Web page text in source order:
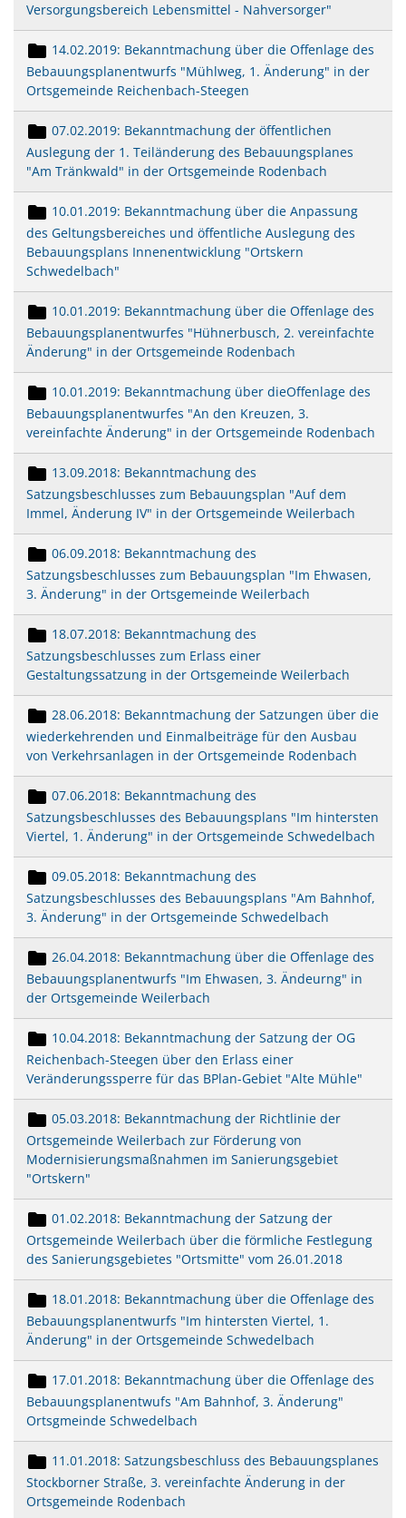
Versorgungsbereich Lebensmittel - Nahversorger"
14.02.2019: Bekanntmachung über die Offenlage des
Bebauungsplanentwurfs "Mühlweg, 1. Änderung" in der
Ortsgemeinde Reichenbach-Steegen
07.02.2019: Bekanntmachung der öffentlichen
Auslegung der 1. Teiländerung des Bebauungsplanes
"Am Tränkwald" in der Ortsgemeinde Rodenbach
10.01.2019: Bekanntmachung über die Anpassung
des Geltungsbereiches und öffentliche Auslegung des
Bebauungsplans Innenentwicklung "Ortskern
Schwedelbach"
10.01.2019: Bekanntmachung über die Offenlage des
Bebauungsplanentwurfes "Hühnerbusch, 2. vereinfachte
Änderung" in der Ortsgemeinde Rodenbach
10.01.2019: Bekanntmachung über dieOffenlage des
Bebauungsplanentwurfes "An den Kreuzen, 3.
vereinfachte Änderung" in der Ortsgemeinde Rodenbach
13.09.2018: Bekanntmachung des
Satzungsbeschlusses zum Bebauungsplan "Auf dem
Immel, Änderung IV" in der Ortsgemeinde Weilerbach
06.09.2018: Bekanntmachung des
Satzungsbeschlusses zum Bebauungsplan "Im Ehwasen,
3. Änderung" in der Ortsgemeinde Weilerbach
18.07.2018: Bekanntmachung des
Satzungsbeschlusses zum Erlass einer
Gestaltungssatzung in der Ortsgemeinde Weilerbach
28.06.2018: Bekanntmachung der Satzungen über die
wiederkehrenden und Einmalbeiträge für den Ausbau
von Verkehrsanlagen in der Ortsgemeinde Rodenbach
07.06.2018: Bekanntmachung des
Satzungsbeschlusses des Bebauungsplans "Im hintersten
Viertel, 1. Änderung" in der Ortsgemeinde Schwedelbach
09.05.2018: Bekanntmachung des
Satzungsbeschlusses des Bebauungsplans "Am Bahnhof,
3. Änderung" in der Ortsgemeinde Schwedelbach
26.04.2018: Bekanntmachung über die Offenlage des
Bebauungsplanentwurfs "Im Ehwasen, 3. Ändeurng" in
der Ortsgemeinde Weilerbach
10.04.2018: Bekanntmachung der Satzung der OG
Reichenbach-Steegen über den Erlass einer
Veränderungssperre für das BPlan-Gebiet "Alte Mühle"
05.03.2018: Bekanntmachung der Richtlinie der
Ortsgemeinde Weilerbach zur Förderung von
Modernisierungsmaßnahmen im Sanierungsgebiet
"Ortskern"
01.02.2018: Bekanntmachung der Satzung der
Ortsgemeinde Weilerbach über die förmliche Festlegung
des Sanierungsgebietes "Ortsmitte" vom 26.01.2018
18.01.2018: Bekanntmachung über die Offenlage des
Bebauungsplanentwurfs "Im hintersten Viertel, 1.
Änderung" in der Ortsgemeinde Schwedelbach
17.01.2018: Bekanntmachung über die Offenlage des
Bebauungsplanentwufs "Am Bahnhof, 3. Änderung"
Ortsgmeinde Schwedelbach
11.01.2018: Satzungsbeschluss des Bebauungsplanes
Stockborner Straße, 3. vereinfachte Änderung in der
Ortsgemeinde Rodenbach